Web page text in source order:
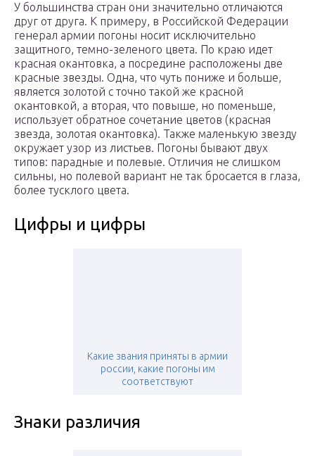
У большинства стран они значительно отличаются
друг от друга. К примеру, в Российской Федерации
генерал армии погоны носит исключительно
защитного, темно-зеленого цвета. По краю идет
красная окантовка, а посредине расположены две
красные звезды. Одна, что чуть пониже и больше,
является золотой с точно такой же красной
окантовкой, а вторая, что повыше, но поменьше,
использует обратное сочетание цветов (красная
звезда, золотая окантовка). Также маленькую звезду
окружает узор из листьев. Погоны бывают двух
типов: парадные и полевые. Отличия не слишком
сильны, но полевой вариант не так бросается в глаза,
более тусклого цвета.
Цифры и цифры
Какие звания приняты в армии
россии, какие погоны им
соответствуют
Знаки различия